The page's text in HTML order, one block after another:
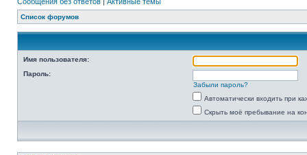
Список форумов
Имя пользователя:
Пароль:
Забыли пароль?
Автоматически входить при
Скрыть моё пребывание на